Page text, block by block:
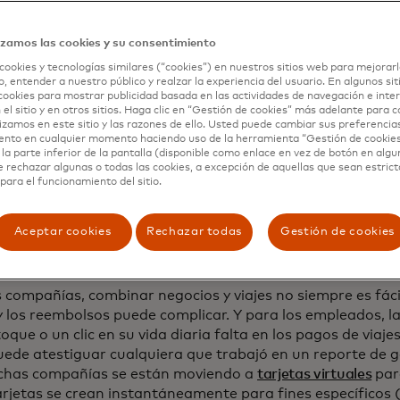
de dos días pronto pueden estar en el espejo
disfrutan de los beneficios de las políticas de oficina
distribuida puede crear nuevos desafíos cuando
una persona que trabaja desde casa puede tener
de oficina tradicional, como comprar
informáticos, lo que puede dificultar que las compañías
el gasto.
compañías, combinar negocios y viajes no siempre es
los reembolsos puede complicar. Y para los empleados,
o un clic en su vida diaria falta en los pagos de
atestiguar cualquiera que trabajó en un reporte de
compañías se están moviendo a tarjetas virtuales
se crean instantáneamente para fines específicos
las cookies y su consentimiento
y tecnologías similares (“cookies”) en nuestros sitios web para
entender a nuestro público y realzar la experiencia del usuario. En algunos
para mostrar publicidad basada en las actividades de navegación e
el sitio y en otros sitios. Haga clic en “Gestión de cookies” más adelante para
en este sitio y las razones de ello. Usted puede cambiar sus
en cualquier momento haciendo uso de la herramienta “Gestión de
la parte inferior de la pantalla (disponible como enlace en vez de botón en
rechazar algunas o todas las cookies, a excepción de aquellas que sean
el funcionamiento del sitio.
Aceptar cookies Rechazar todas Gestión de cookies